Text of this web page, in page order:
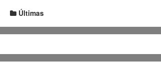
Últimas